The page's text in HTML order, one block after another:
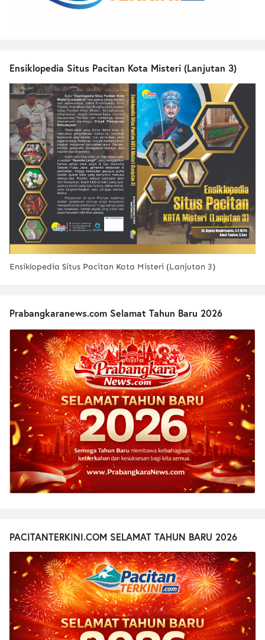
Ensiklopedia Situs Pacitan Kota Misteri (Lanjutan 3)
Ensiklopedia Situs Pacitan Kota Misteri (Lanjutan 3)
Prabangkaranews.com Selamat Tahun Baru 2026
PACITANTERKINI.COM SELAMAT TAHUN BARU 2026